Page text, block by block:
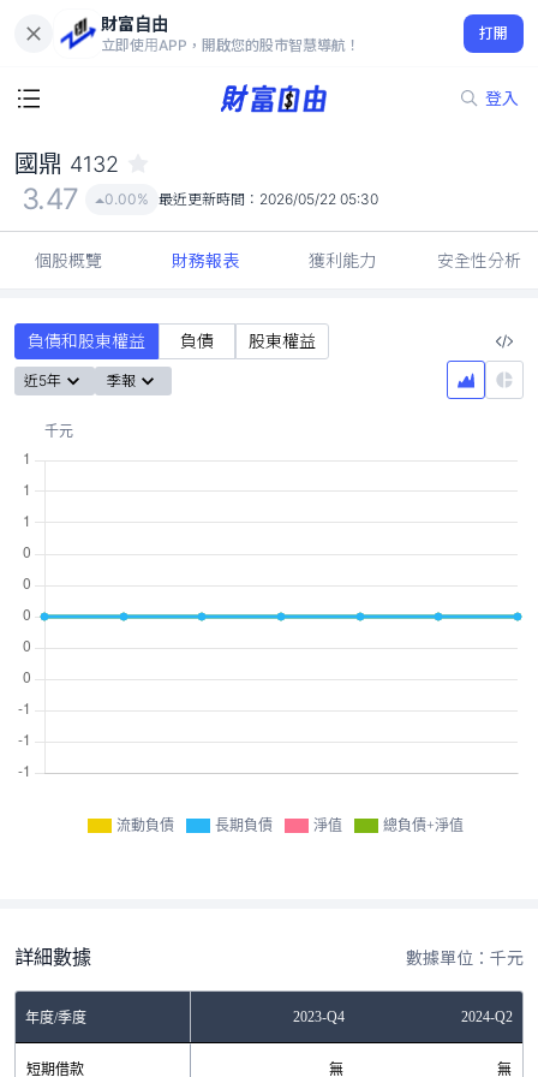
財富自由
立即使用APP，開啟您的股市智慧導航！
打開
登入
3.47
0.00%
國鼎 4132
3.47 0.00% 最近更新時間： 2026/05/22 05:30
個股概覽 財務報表 獲利能力 安全性分析
負債和股東權益 負債 股東權益
近5年 季報
流動負債 長期負債 淨值 總負債+淨值
詳細數據 數據單位：千元
年度/季度 2023-Q4 2024-Q2
短期借款 無 無